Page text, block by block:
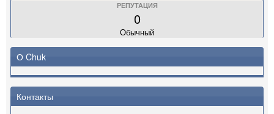
РЕПУТАЦИЯ
0
Обычный
О Chuk
Контакты